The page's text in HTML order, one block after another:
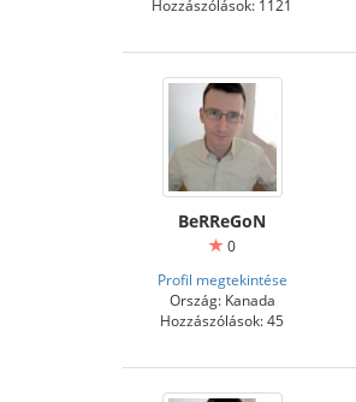
Hozzászólások: 1121
BeRReGoN
0
Profil megtekintése
Ország: Kanada
Hozzászólások: 45